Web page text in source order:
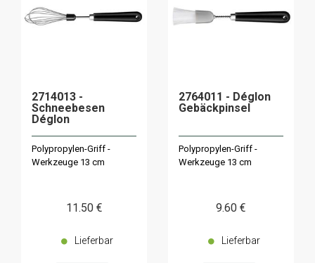
2714013 -
Schneebesen
Déglon
Polypropylen-Griff -
Werkzeuge 13 cm
11.50 €
Lieferbar
2764011 - Déglon
Gebäckpinsel
Polypropylen-Griff -
Werkzeuge 13 cm
9.60 €
Lieferbar